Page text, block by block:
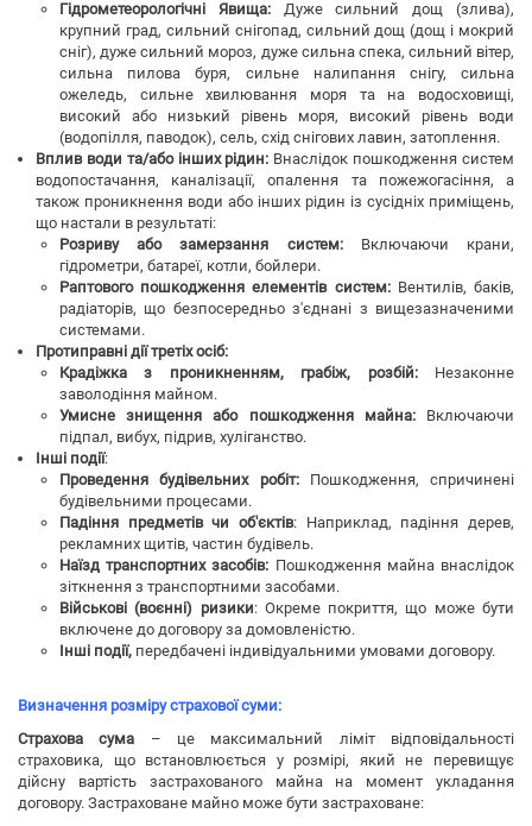
Гідрометеорологічні Явища:Дуже сильний дощ (злива),
крупний град, сильний снігопад, сильний дощ (дощ і мокрий
сніг), дуже сильний мороз, дуже сильна спека, сильний вітер,
сильна пилова буря, сильне налипання снігу, сильна
ожеледь, сильне хвилювання моря та на водосховищі,
високий або низький рівень моря, високий рівень води
(водопілля, паводок), сель, схід снігових лавин, затоплення.
Вплив води та/або інших рідин: Внаслідок пошкодження систем
водопостачання, каналізації, опалення та пожежогасіння, а
також проникнення води або інших рідин із сусідніх приміщень,
що настали в результаті:
Розриву або замерзання систем:Включаючи крани,
гідрометри, батареї, котли, бойлери.
Раптового пошкодження елементів систем:Вентилів, баків,
радіаторів, що безпосередньо з'єднані з вищезазначеними
системами.
Протиправні дії третіх осіб:
Крадіжка з проникненням, грабіж, розбій:Незаконне
заволодіння майном.
Умисне знищення або пошкодження майна:Включаючи
підпал, вибух, підрив, хуліганство.
Інші події:
Проведення будівельних робіт:Пошкодження, спричинені
будівельними процесами.
Падіння предметів чи об'єктів: Наприклад, падіння дерев,
рекламних щитів, частин будівель.
Наїзд транспортних засобів: Пошкодження майна внаслідок
зіткнення з транспортними засобами.
Військові (воєнні) ризики: Окреме покриття, що може бути
включене до договору за домовленістю.
Інші події, передбачені індивідуальними умовами договору.
Визначення розміру страхової суми:
Страхова сума – це максимальний ліміт відповідальності
страховика, що встановлюється у розмірі, який не перевищує
дійсну вартість застрахованого майна на момент укладання
договору. Застраховане майно може бути застраховане: